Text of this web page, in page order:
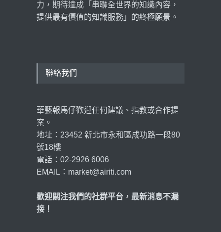
力，期待達成「串聯全世界的知識內容，
提供最有價值的知識服務」的終極願景。
聯絡我們
華藝報馬仔歡迎任何建議、指教或合作提
案。
地址：23452 新北市永和區成功路一段80
號18樓
電話：02-2926 6006
EMAIL：market@airiti.com
歡迎關注我們的社群平台，最新消息不漏
接！